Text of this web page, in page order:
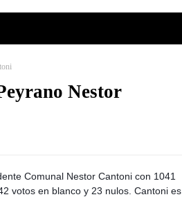
Nestor
Comunal Nestor Cantoni con 1041
votos en blanco y 23 nulos. Cantoni es